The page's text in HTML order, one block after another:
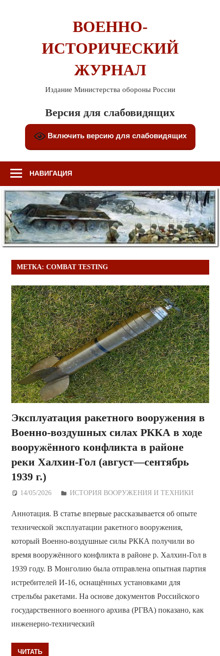
ВОЕННО-
ИСТОРИЧЕСКИЙ
ЖУРНАЛ
Издание Министерства обороны России
Версия для слабовидящих
Включить версию для слабовидящих
НАВИГАЦИЯ
МЕТКА: COMBAT TESTING
Эксплуатация ракетного вооружения в
Военно-воздушных силах РККА в ходе
вооружённого конфликта в районе
реки Халхин-Гол (август—сентябрь
1939 г.)
14/05/2026 Дежурный по Редакции
ИСТОРИЯ ВООРУЖЕНИЯ И ТЕХНИКИ
Аннотация. В статье впервые рассказывается об опыте
технической эксплуатации ракетного вооружения,
который Военно-воздушные силы РККА получили во
время вооружённого конфликта в районе р. Халхин-Гол в
1939 году. В Монголию была отправлена опытная партия
истребителей И-16, оснащённых установками для
стрельбы ракетами. На основе документов Российского
государственного военного архива (РГВА) показано, как
инженерно-технический
ЧИТАТЬ